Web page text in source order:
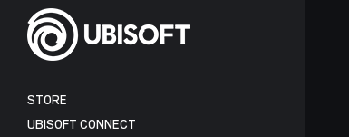
STORE
UBISOFT CONNECT